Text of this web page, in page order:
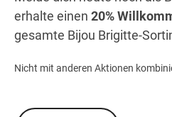
erhalte einen 20%
gesamte Bijou Brigitte-
Nicht mit anderen Aktionen